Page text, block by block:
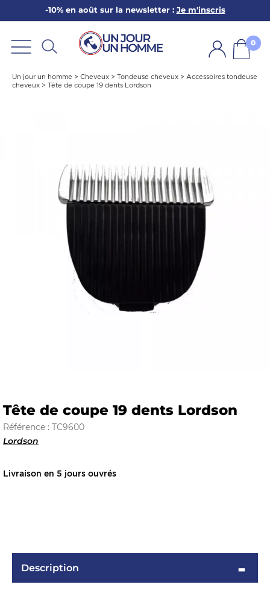
-10% en août sur la newsletter : Je m'inscris
0
Un jour un homme > Cheveux > Tondeuse cheveux > Accessoires tondeuse
cheveux > Tête de coupe 19 dents Lordson
Tête de coupe 19 dents Lordson
Référence : TC9600
Lordson
Livraison en 5 jours ouvrés
Description